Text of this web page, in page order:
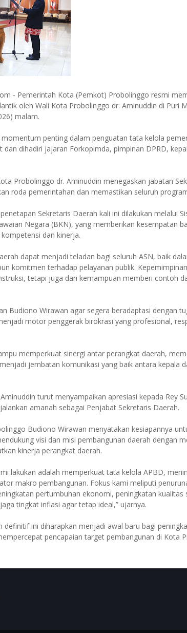
- Pemerintah Kota (Pemkot) Probolinggo resmi
oleh Wali Kota Probolinggo dr. Aminuddin di Puri
malam.
penting dalam penguatan tata kelola
dan dihadiri jajaran Forkopimda, pimpinan DPRD,
Probolinggo dr. Aminuddin menegaskan jabatan
roda pemerintahan dan memastikan seluruh
Sekretaris Daerah kali ini dilakukan melalui
Negara (BKN), yang memberikan kesempatan
dan kinerja.
dapat menjadi teladan bagi seluruh ASN, baik
komitmen terhadap pelayanan publik.
tetapi juga dari kemampuan memberi contoh
Budiono Wirawan agar segera beradaptasi dengan
motor penggerak birokrasi yang profesional,
memperkuat sinergi antar perangkat daerah,
jembatan komunikasi yang baik antara kepala
turut menyampaikan apresiasi kepada Rey
amanah sebagai Penjabat Sekretaris Daerah.
Budiono Wirawan menyatakan kesiapannya
visi dan misi pembangunan daerah dengan
kinerja perangkat daerah.
lakukan adalah memperkuat tata kelola APBD,
makro pembangunan. Fokus kami meliputi
pertumbuhan ekonomi, peningkatan kualitas
tingkat inflasi agar tetap ideal,” ujarnya.
definitif ini diharapkan menjadi awal baru bagi
pencapaian target pembangunan di Kota